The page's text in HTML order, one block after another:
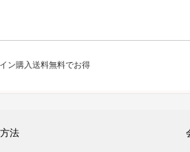
ン購入送料無料でお得
法